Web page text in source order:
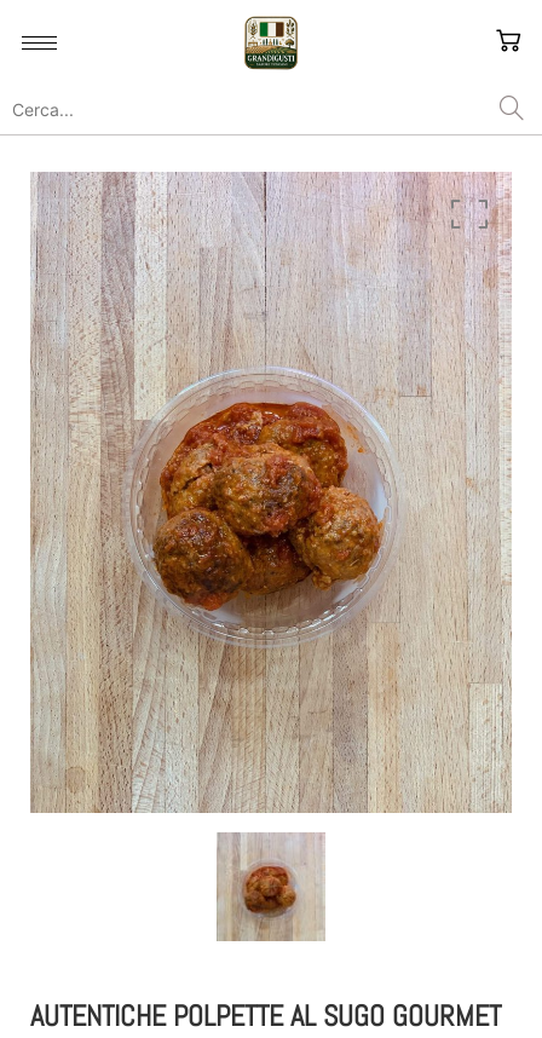
AUTENTICHE POLPETTE AL SUGO GOURMET